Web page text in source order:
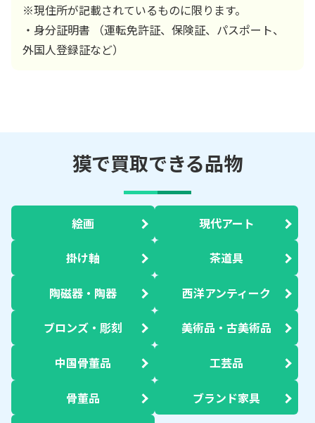
※現住所が記載されているものに限ります。
・身分証明書 （運転免許証、保険証、パスポート、
外国人登録証など）
獏で買取できる品物
絵画 現代アート
掛け軸 茶道具
陶磁器・陶器 西洋アンティーク
ブロンズ・彫刻 美術品・古美術品
中国骨董品 工芸品
骨董品 ブランド家具